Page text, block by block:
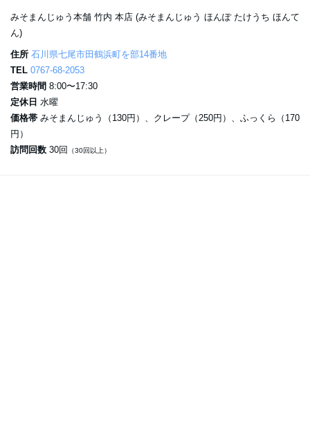
みそまんじゅう本舗 竹内 本店 (みそまんじゅう ほんぽ たけうち ほんて
ん)
住所 石川県七尾市田鶴浜町を部14番地
TEL 0767-68-2053
営業時間 8:00〜17:30
定休日 水曜
価格帯 みそまんじゅう（130円）、クレープ（250円）、ふっくら（170
円）
訪問回数 30回 （30回以上）